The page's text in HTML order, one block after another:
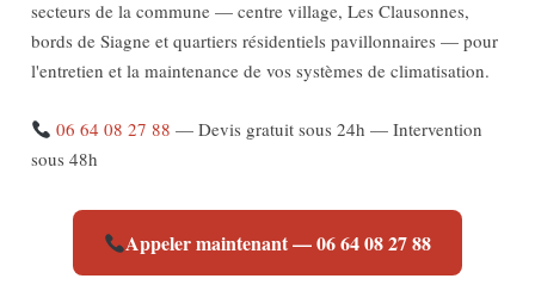
secteurs de la commune — centre village, Les Clausonnes,
bords de Siagne et quartiers résidentiels pavillonnaires — pour
l'entretien et la maintenance de vos systèmes de climatisation.
06 64 08 27 88 — Devis gratuit sous 24h — Intervention
sous 48h
Appeler maintenant — 06 64 08 27 88